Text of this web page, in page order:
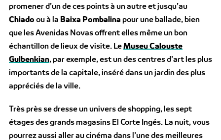
promener d’un de ces points à un autre et jusqu’au
Chiado ou à la Baixa Pombalina pour une ballade, bien
que les Avenidas Novas offrent elles même un bon
échantillon de lieux de visite. LeMuseu Calouste
Gulbenkian, par exemple, est un des centres d’art les plus
importants de la capitale, inséré dans un jardin des plus
appréciés de la ville.
Très près se dresse un univers de shopping, les sept
étages des grands magasins El Corte Ingés. La nuit, vous
pourrez aussi aller au cinéma dans l’une des meilleures